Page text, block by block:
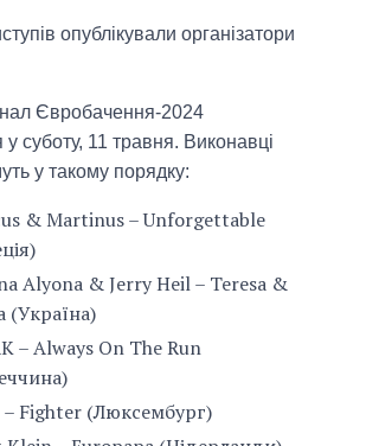
опублікували організатори
Євробачення-2024
у суботу, 11 травня. Виконавці
у такому порядку:
& Martinus – Unforgettable
Alyona & Jerry Heil – Teresa &
(Україна)
– Always On The Run
– Fighter (Люксембург)